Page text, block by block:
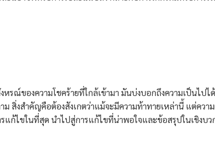
หรณ์ของความโชคร้ายที่ใกล้เข้ามา มันบ่งบอกถึงความเป็นไปไ
สิ่งสำคัญคือต้องสังเกตว่าแม้จะมีความท้าทายเหล่านี้ แต่ควา
ก้ไขในที่สุด นำไปสู่การแก้ไขที่น่าพอใจและข้อสรุปในเชิงบว